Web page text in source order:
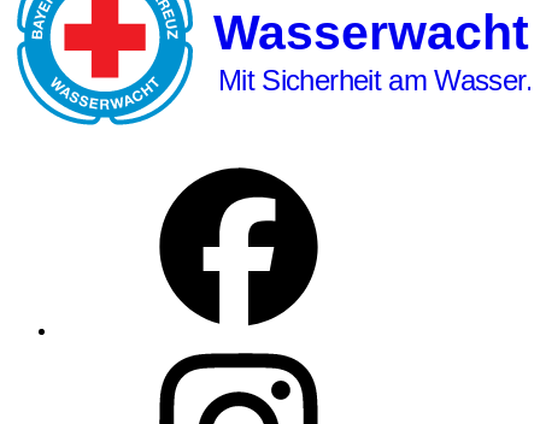
Wasserwacht
Mit Sicherheit am Wasser.